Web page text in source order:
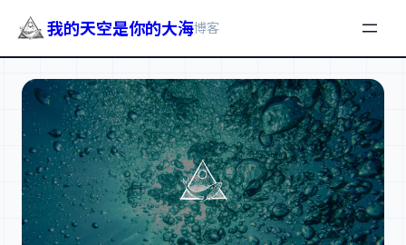
我的天空是你的大海博客